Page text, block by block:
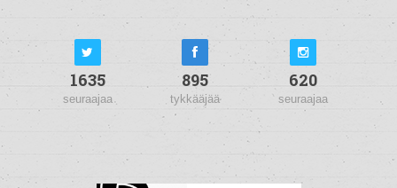
1635
seuraajaa
895
tykkääjää
620
seuraajaa